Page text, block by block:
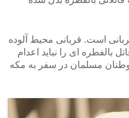
است. قربانی محیط آلوده
بالفطره ای را نباید اعدام
مسلمان در سفر به مکه